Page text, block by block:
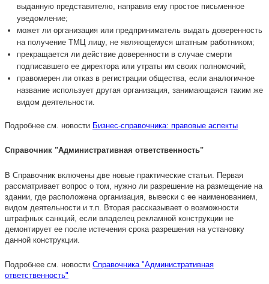
выданную представителю, направив ему простое письменное
уведомление;
может ли организация или предприниматель выдать доверенность
на получение ТМЦ лицу, не являющемуся штатным работником;
прекращается ли действие доверенности в случае смерти
подписавшего ее директора или утраты им своих полномочий;
правомерен ли отказ в регистрации общества, если аналогичное
название использует другая организация, занимающаяся таким же
видом деятельности.
Подробнее см. новости Бизнес-справочника: правовые аспекты
Справочник "Административная ответственность"
В Справочник включены две новые практические статьи. Первая
рассматривает вопрос о том, нужно ли разрешение на размещение на
здании, где расположена организация, вывески с ее наименованием,
видом деятельности и т.п. Вторая рассказывает о возможности
штрафных санкций, если владелец рекламной конструкции не
демонтирует ее после истечения срока разрешения на установку
данной конструкции.
Подробнее см. новости Справочника "Административная
ответственность"